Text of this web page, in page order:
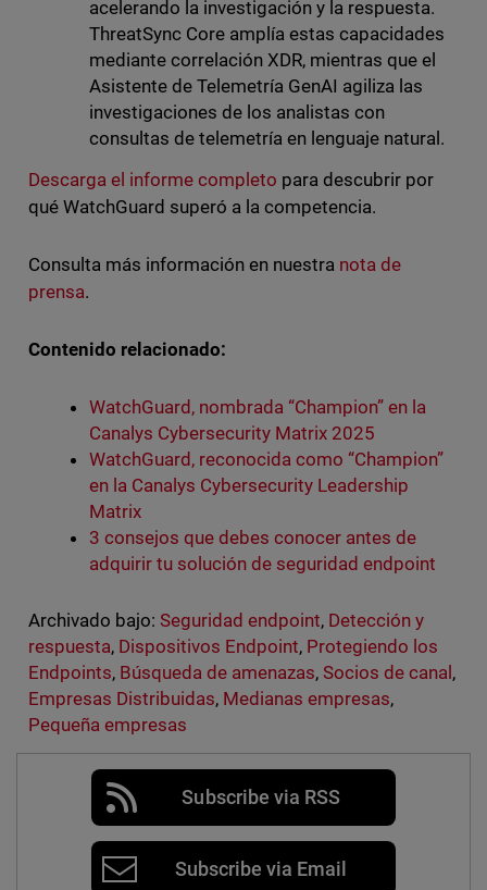
acelerando la investigación y la respuesta.
ThreatSync Core amplía estas capacidades
mediante correlación XDR, mientras que el
Asistente de Telemetría GenAI agiliza las
investigaciones de los analistas con
consultas de telemetría en lenguaje natural.
Descarga el informe completo para descubrir por
qué WatchGuard superó a la competencia.
Consulta más información en nuestra nota de
prensa.
Contenido relacionado:
WatchGuard, nombrada “Champion” en la
Canalys Cybersecurity Matrix 2025
WatchGuard, reconocida como “Champion”
en la Canalys Cybersecurity Leadership
Matrix
3 consejos que debes conocer antes de
adquirir tu solución de seguridad endpoint
Archivado bajo: Seguridad endpoint, Detección y
respuesta, Dispositivos Endpoint, Protegiendo los
Endpoints, Búsqueda de amenazas,Socios de canal ,
Empresas Distribuidas, Medianas empresas,
Pequeña empresas
Subscribe via RSS
Subscribe via Email